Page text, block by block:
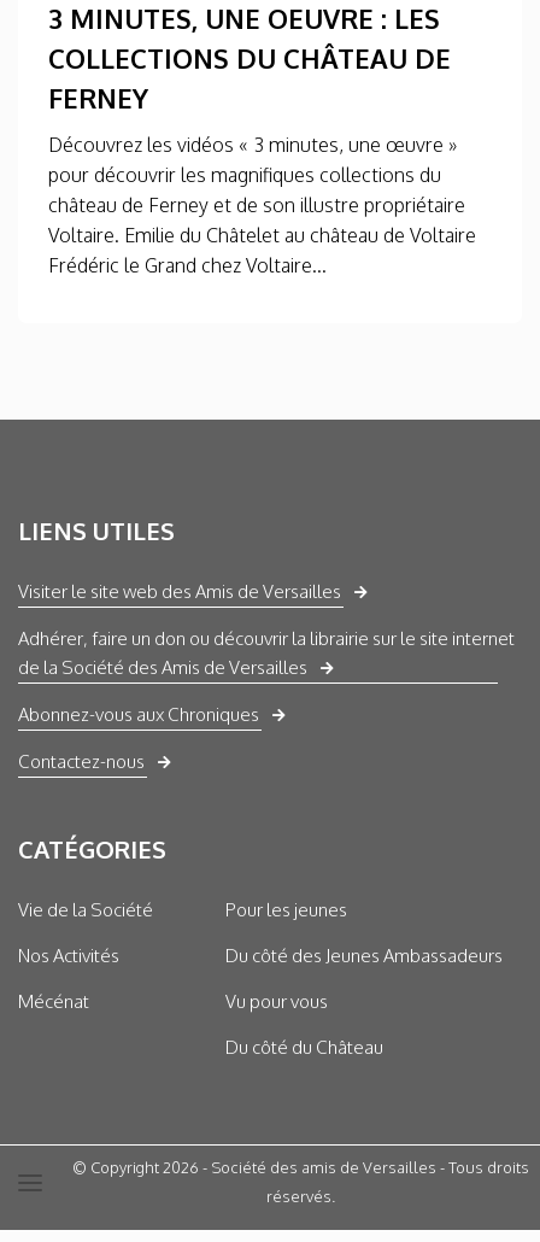
3 MINUTES, UNE OEUVRE : LES
COLLECTIONS DU CHÂTEAU DE
FERNEY
Découvrez les vidéos « 3 minutes, une œuvre »
pour découvrir les magnifiques collections du
château de Ferney et de son illustre propriétaire
Voltaire. Emilie du Châtelet au château de Voltaire
Frédéric le Grand chez Voltaire...
LIENS UTILES
Visiter le site web des Amis de Versailles
Adhérer, faire un don ou découvrir la librairie sur le site internet
de la Société des Amis de Versailles
Abonnez-vous aux Chroniques
Contactez-nous
CATÉGORIES
Vie de la Société
Nos Activités
Mécénat
Pour les jeunes
Du côté des Jeunes Ambassadeurs
Vu pour vous
Du côté du Château
© Copyright 2026 - Société des amis de Versailles - Tous droits
réservés.